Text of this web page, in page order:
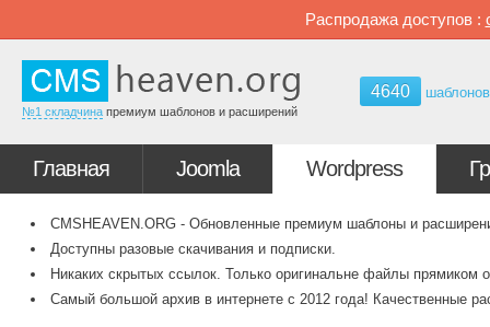
Распродажа доступов :
№1 складчина премиум шаблонов и расширений
4640 шаблонов
Главная Joomla Wordpress
CMSHEAVEN.ORG - Обновленные премиум шаблоны и
Доступны разовые скачивания и подписки.
Никаких скрытых ссылок. Только оригинальне файлы прямиком
Самый большой архив в интернете с 2012 года! Качественные